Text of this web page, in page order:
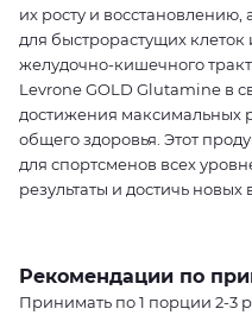
их росту и восстановлению,
для быстрорастущих
желудочно-кишечного
Levrone GOLD Glutamine в
достижения максимальных
общего здоровья. Этот
для спортсменов всех
результаты и достичь новых
Рекомендации по
Принимать по 1 порции 2-3